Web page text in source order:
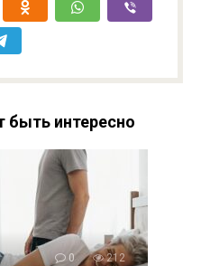
интересно
0 212